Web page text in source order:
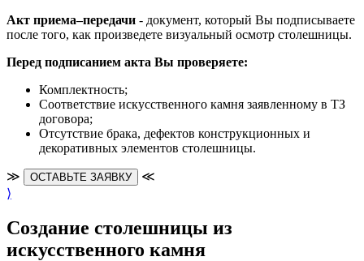
Акт приема–передачи - документ, который Вы подписываете
после того, как произведете визуальный осмотр столешницы.
Перед подписанием акта Вы проверяете:
Комплектность;
Cоответствие искусственного камня заявленному в ТЗ
договора;
Отсутствие брака, дефектов конструкционных и
декоративных элементов столешницы.
≫ ОСТАВЬТЕ ЗАЯВКУ
≪
⟩
Создание столешницы из
искусственного камня